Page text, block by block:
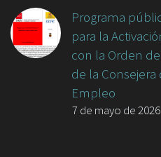
Programa
para la
con la Orden
de la
Empleo
7 de mayo de 2026